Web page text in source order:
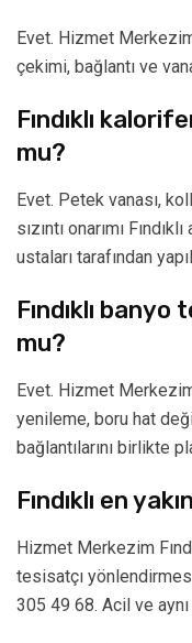
Evet. Hizmet
çekimi, bağlantı ve
Fındıklı
mu?
Evet. Petek vanası,
sızıntı onarımı
ustaları tarafından
Fındıklı banyo
mu?
Evet. Hizmet
yenileme, boru hat
bağlantılarını birlikte
Fındıklı en
Hizmet Merkezim
tesisatçı
305 49 68. Acil ve